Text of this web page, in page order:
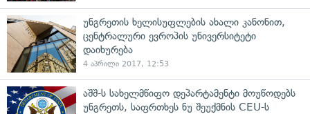
უნგრეთის ხელისუფლების ახალი კანონით,
ცენტრალური ევროპის უნივერსიტეტი
დაიხურება
4 აპრილი 2017, 12:53
აშშ-ს სახელმწიფო დეპარტამენტი მოუწოდებს
უნგრეთს, საფრთხეს ნუ შეუქმნის CEU-ს